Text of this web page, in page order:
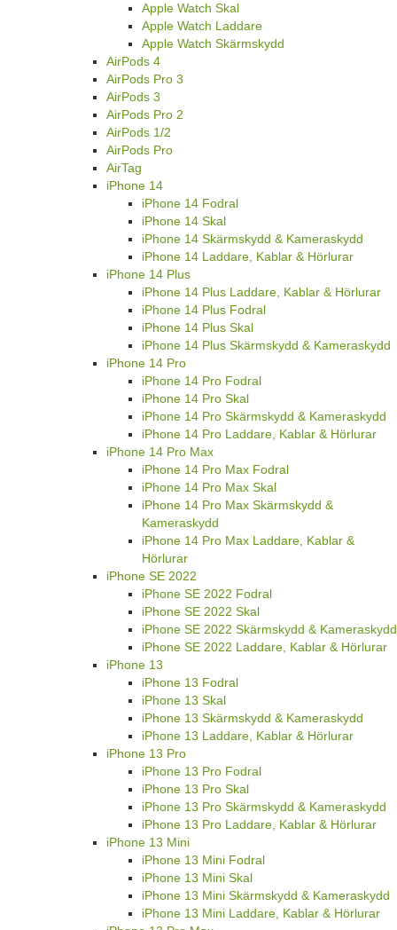
Apple Watch Skal
Apple Watch Laddare
Apple Watch Skärmskydd
AirPods 4
AirPods Pro 3
AirPods 3
AirPods Pro 2
AirPods 1/2
AirPods Pro
AirTag
iPhone 14
iPhone 14 Fodral
iPhone 14 Skal
iPhone 14 Skärmskydd & Kameraskydd
iPhone 14 Laddare, Kablar & Hörlurar
iPhone 14 Plus
iPhone 14 Plus Laddare, Kablar & Hörlurar
iPhone 14 Plus Fodral
iPhone 14 Plus Skal
iPhone 14 Plus Skärmskydd & Kameraskydd
iPhone 14 Pro
iPhone 14 Pro Fodral
iPhone 14 Pro Skal
iPhone 14 Pro Skärmskydd & Kameraskydd
iPhone 14 Pro Laddare, Kablar & Hörlurar
iPhone 14 Pro Max
iPhone 14 Pro Max Fodral
iPhone 14 Pro Max Skal
iPhone 14 Pro Max Skärmskydd &
Kameraskydd
iPhone 14 Pro Max Laddare, Kablar &
Hörlurar
iPhone SE 2022
iPhone SE 2022 Fodral
iPhone SE 2022 Skal
iPhone SE 2022 Skärmskydd & Kameraskydd
iPhone SE 2022 Laddare, Kablar & Hörlurar
iPhone 13
iPhone 13 Fodral
iPhone 13 Skal
iPhone 13 Skärmskydd & Kameraskydd
iPhone 13 Laddare, Kablar & Hörlurar
iPhone 13 Pro
iPhone 13 Pro Fodral
iPhone 13 Pro Skal
iPhone 13 Pro Skärmskydd & Kameraskydd
iPhone 13 Pro Laddare, Kablar & Hörlurar
iPhone 13 Mini
iPhone 13 Mini Fodral
iPhone 13 Mini Skal
iPhone 13 Mini Skärmskydd & Kameraskydd
iPhone 13 Mini Laddare, Kablar & Hörlurar